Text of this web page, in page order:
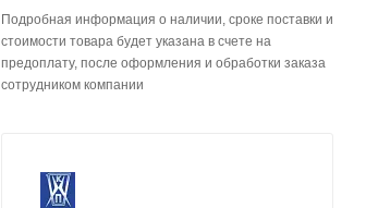
Подробная информация о наличии, сроке поставки и
стоимости товара будет указана в счете на
предоплату, после оформления и обработки заказа
сотрудником компании